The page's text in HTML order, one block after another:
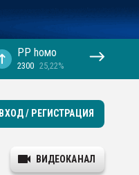
PP hомо
2300 25,22%
ВХОД / РЕГИСТРАЦИЯ
ВИДЕОКАНАЛ